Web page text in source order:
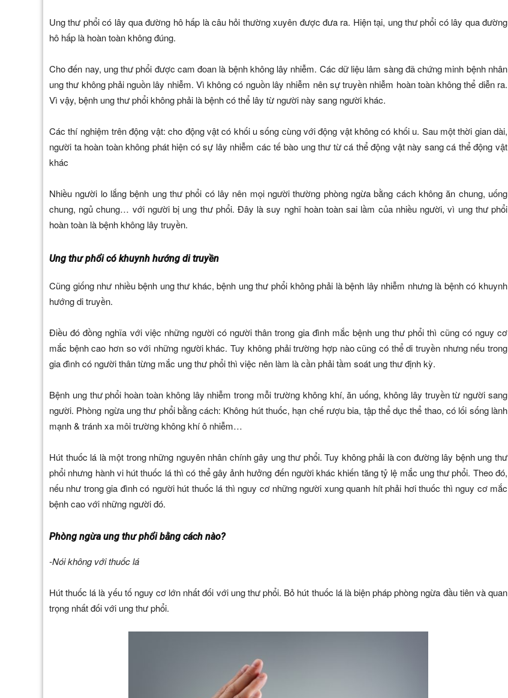
Ung thư phổi có lây qua đường hô hấp là câu hỏi thường xuyên được đưa ra. Hiện tại, ung thư phổi có lây qua đường
hô hấp là hoàn toàn không đúng.
Cho đến nay, ung thư phổi được cam đoan là bệnh không lây nhiễm. Các dữ liệu lâm sàng đã chứng minh bệnh nhân
ung thư không phải nguồn lây nhiễm. Vì không có nguồn lây nhiễm nên sự truyền nhiễm hoàn toàn không thể diễn ra.
Vì vậy, bệnh ung thư phổi không phải là bệnh có thể lây từ người này sang người khác.
Các thí nghiệm trên động vật: cho động vật có khối u sống cùng với động vật không có khối u. Sau một thời gian dài,
người ta hoàn toàn không phát hiện có sự lây nhiễm các tế bào ung thư từ cá thể động vật này sang cá thể động vật
khác
Nhiều người lo lắng bệnh ung thư phổi có lây nên mọi người thường phòng ngừa bằng cách không ăn chung, uống
chung, ngủ chung… với người bị ung thư phổi. Đây là suy nghĩ hoàn toàn sai lầm của nhiều người, vì ung thư phổi
hoàn toàn là bệnh không lây truyền.
Ung thư phổi có khuynh hướng di truyền
Cũng giống như nhiều bệnh ung thư khác, bệnh ung thư phổi không phải là bệnh lây nhiễm nhưng là bệnh có khuynh
hướng di truyền.
Điều đó đồng nghĩa với việc những người có người thân trong gia đình mắc bệnh ung thư phổi thì cũng có nguy cơ
mắc bệnh cao hơn so với những người khác. Tuy không phải trường hợp nào cũng có thể di truyền nhưng nếu trong
gia đình có người thân từng mắc ung thư phổi thì việc nên làm là cần phải tầm soát ung thư định kỳ.
Bệnh ung thư phổi hoàn toàn không lây nhiễm trong mỗi trường không khí, ăn uống, không lây truyền từ người sang
người. Phòng ngừa ung thư phổi bằng cách: Không hút thuốc, hạn chế rượu bia, tập thể dục thể thao, có lối sống lành
mạnh & tránh xa môi trường không khí ô nhiễm…
Hút thuốc lá là một trong những nguyên nhân chính gây ung thư phổi. Tuy không phải là con đường lây bệnh ung thư
phổi nhưng hành vi hút thuốc lá thì có thể gây ảnh hưởng đến người khác khiến tăng tỷ lệ mắc ung thư phổi. Theo đó,
nếu như trong gia đình có người hút thuốc lá thì nguy cơ những người xung quanh hít phải hơi thuốc thì nguy cơ mắc
bệnh cao với những người đó.
Phòng ngừa ung thư phổi bằng cách nào?
-Nói không với thuốc lá
Hút thuốc lá là yếu tố nguy cơ lớn nhất đối với ung thư phổi. Bỏ hút thuốc lá là biện pháp phòng ngừa đầu tiên và quan
trọng nhất đối với ung thư phổi.